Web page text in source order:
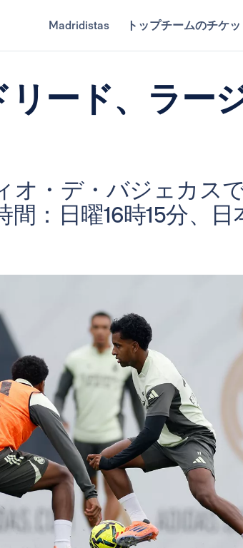
Madridistas トップチームのチケッ
リード、ラー
オ・デ・バジェカス
：日曜16時15分、